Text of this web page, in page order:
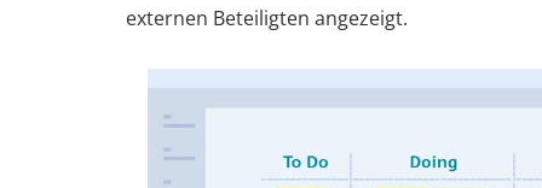
externen Beteiligten angezeigt.